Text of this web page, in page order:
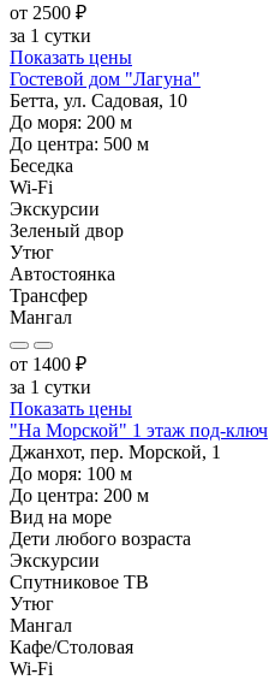
от 2500 ₽
за 1 сутки
Показать цены
Гостевой дом "Лагуна"
Бетта, ул. Садовая, 10
До моря: 200 м
До центра: 500 м
Беседка
Wi-Fi
Экскурсии
Зеленый двор
Утюг
Автостоянка
Трансфер
Мангал
от 1400 ₽
за 1 сутки
Показать цены
"На Морской" 1 этаж под-ключ
Джанхот, пер. Морской, 1
До моря: 100 м
До центра: 200 м
Вид на море
Дети любого возраста
Экскурсии
Спутниковое ТВ
Утюг
Мангал
Кафе/Столовая
Wi-Fi